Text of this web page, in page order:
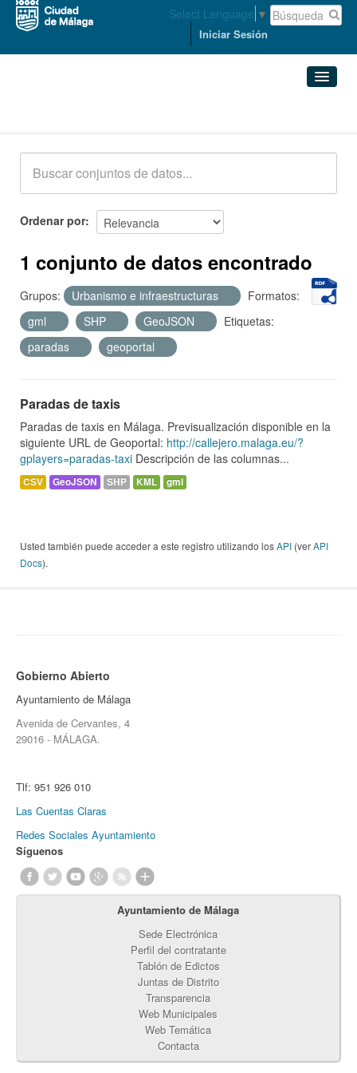
Select Language ▼
Iniciar Sesión
Acerca de
Ordenar por
1 conjunto de datos encontrado
Grupos: Urbanismo e infraestructuras
Formatos:
gml
SHP GeoJSON
Etiquetas:
paradas
geoportal
Paradas de taxis
Paradas de taxis en Málaga. Previsualización disponible en la
siguiente URL de Geoportal: http://callejero.malaga.eu/?
gplayers=paradas-taxi Descripción de las columnas...
CSV GeoJSON SHP KML gml
Usted también puede acceder a este registro utilizando losAPI (verAPI
Docs).
Gobierno Abierto
Ayuntamiento de Málaga
Avenida de Cervantes, 4
29016 - MÁLAGA.
Tlf: 951 926 010
Las Cuentas Claras
Redes Sociales Ayuntamiento
Síguenos
Ayuntamiento de Málaga
Sede Electrónica
Perfil del contratante
Tablón de Edictos
Juntas de Distrito
Transparencia
Web Municipales
Web Temática
Contacta